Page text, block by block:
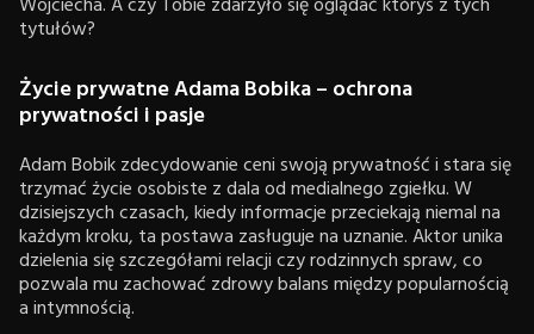
tytułów?
Życie prywatne Adama Bobika – ochrona
prywatności i pasje
Adam Bobik zdecydowanie ceni swoją prywatność i stara się
trzymać życie osobiste z dala od medialnego zgiełku. W
dzisiejszych czasach, kiedy informacje przeciekają niemal na
każdym kroku, ta postawa zasługuje na uznanie. Aktor unika
dzielenia się szczegółami relacji czy rodzinnych spraw, co
pozwala mu zachować zdrowy balans między popularnością
a intymnością.